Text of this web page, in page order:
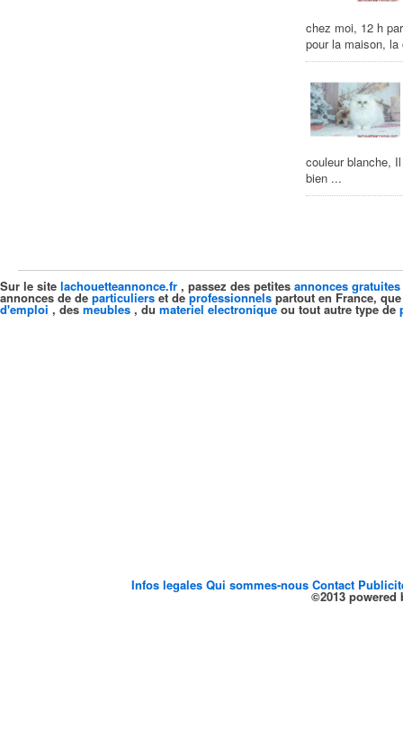
chez moi, 12 h
pour la maison,
couleur blanche,
bien ...
Sur le site lachouetteannonce.fr , passez des petites annonces gratuites
annonces de de particuliers et deprofessionnels partout en France,
d'emploi , des meubles , du materiel electroniqueou tout autre type de
Infos legalesQui sommes-nousContact
©2013 powered